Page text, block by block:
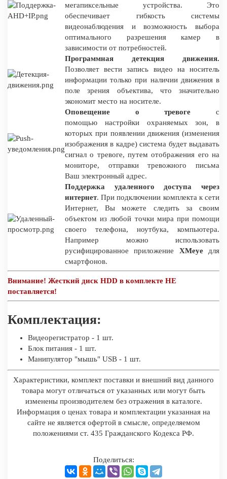
мегапиксельные устройства. Это
обеспечивает гибкость системы
видеонаблюдения и возможность выбора
оптимального разрешения камер в
зависимости от потребностей.
Программная детекция движения.
Позволяет вести запись видео на носитель
информации только при наличии движения в
поле зрения объектива, что значительно
экономит место на носителе.
Оповещение о тревоге с
помощью настройки охраняемых зон, в
которых при появлении движения (изменения
изображения в кадре) система будет выдавать
сигнал о тревоге, путем отображения его на
мониторе, отправки тревожного письма
Ваш электронный адрес.
Поддержка удаленного доступа через
интернет. При подключении комплекта к сети
Интернет, Вы можете следить за своим
объектом из любой точки мира при помощи
своего телефона, ноутбука, компьютера.
Например можно использовать
русифицированное приложение XMeyeдля
смартфонов.
Внимание! Жесткий диск HDD в комплекте НЕ
поставляется!
Комплектация:
Видеорегистратор - 1 шт.
Блок питания - 1 шт.
Манипулятор "мышь" USB - 1 шт.
Характеристики, комплект поставки и внешний вид данного
товара могут отличаться от указанных или могут быть
изменены производителем без отражения в каталоге.
Информация о ценах товара и комплектации указанная на
сайте не является офертой в смысле, определяемом
положениями ст. 435 Гражданского Кодекса РФ.
Поделиться: